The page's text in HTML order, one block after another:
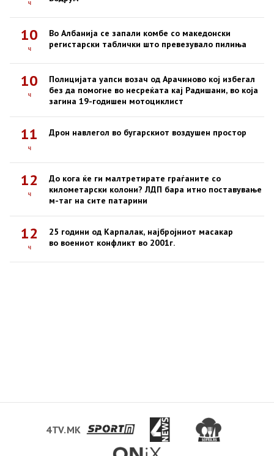
ч
10
ч
Во Албанија се запали комбе со македонски
регистарски таблички што превезувало пилиња
10
ч
Полицијата уапси возач од Арачиново кој избегал
без да помогне во несреќата кај Радишани, во која
загина 19-годишен мотоциклист
11
ч
Дрон навлегол во бугарскиот воздушен простор
12
ч
До кога ќе ги малтретирате граѓаните со
километарски колони? ЛДП бара итно поставување
м-таг на сите патарини
12
ч
25 години од Карпалак, најбројниот масакар
во воениот конфликт во 2001г.
4TV.MK